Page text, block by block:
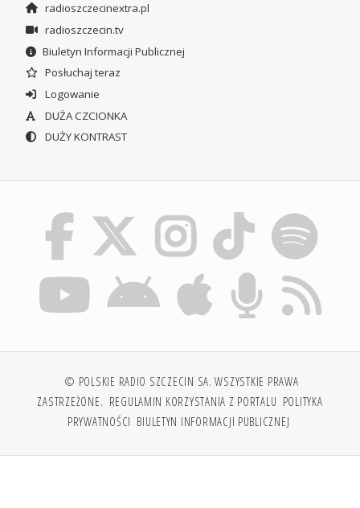
radioszczecinextra.pl
radioszczecin.tv
Biuletyn Informacji Publicznej
Posłuchaj teraz
Logowanie
DUŻA CZCIONKA
DUŻY KONTRAST
© POLSKIE RADIO SZCZECIN SA. WSZYSTKIE PRAWA
ZASTRZEŻONE. REGULAMIN KORZYSTANIA Z PORTALU POLITYKA
PRYWATNOŚCI BIULETYN INFORMACJI PUBLICZNEJ